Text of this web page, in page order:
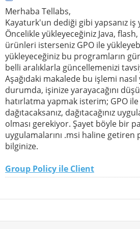
Merhaba Tellabs,
Kayaturk'un dediği gibi yapsanız iş
Öncelikle yükleyeceğiniz Java,
ürünleri isterseniz GPO ile
yükleyeceğiniz bu programların
belli aralıklarla güncellemenizi
Aşağıdaki makalede bu işlemi nasıl
durumda, işinize yarayacağını
hatırlatma yapmak isterim; GPO ile
dağıtacaksanız, dağıtacağınız
olması gerekiyor. Şayet böyle bir
uygulamalarını .msi haline
bilginize.
Group Policy ile Client